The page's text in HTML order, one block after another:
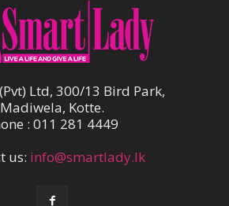
Ltd, 300/13 Bird Park,
Madiwela, Kotte.
: 011 281 4449
us: info@smartlady.lk